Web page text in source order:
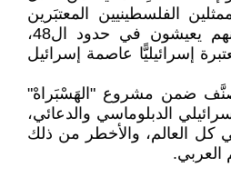
الفلسطينيين المعتبَرين
مواطنين إسرائيليين لكونهم يعيشون في حدود ال48،
إسرائيليًّا عاصمة إسرائيل
ضمن مشروع "الهَسْبَراهْ"
الدبلوماسي والدعائي،
كل العالم، والأخطر من ذلك
العربي.